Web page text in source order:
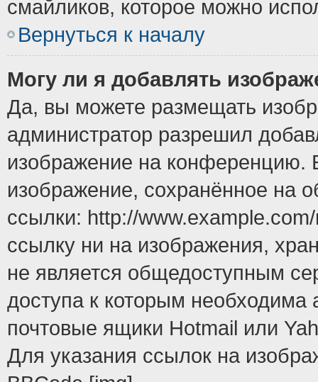
смайликов, которое можно
Вернуться к началу
Могу ли я добавлять
Да, вы можете размещать
администратор разрешил
изображение на конференцию.
изображение, сохранённое на
ссылки: http://
ссылку ни на изображения,
не является общедоступным
доступа к которым
почтовые ящики Hotmail или
Для указания ссылок на